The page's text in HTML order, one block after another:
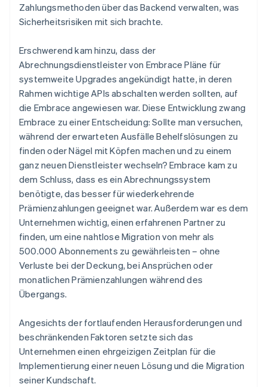
Zahlungsmethoden über das Backend verwalten, was
Sicherheitsrisiken mit sich brachte.
Erschwerend kam hinzu, dass der
Abrechnungsdienstleister von Embrace Pläne für
systemweite Upgrades angekündigt hatte, in deren
Rahmen wichtige APIs abschalten werden sollten, auf
die Embrace angewiesen war. Diese Entwicklung zwang
Embrace zu einer Entscheidung: Sollte man versuchen,
während der erwarteten Ausfälle Behelfslösungen zu
finden oder Nägel mit Köpfen machen und zu einem
ganz neuen Dienstleister wechseln? Embrace kam zu
dem Schluss, dass es ein Abrechnungssystem
benötigte, das besser für wiederkehrende
Prämienzahlungen geeignet war. Außerdem war es dem
Unternehmen wichtig, einen erfahrenen Partner zu
finden, um eine nahtlose Migration von mehr als
500.000 Abonnements zu gewährleisten – ohne
Verluste bei der Deckung, bei Ansprüchen oder
monatlichen Prämienzahlungen während des
Übergangs.
Angesichts der fortlaufenden Herausforderungen und
beschränkenden Faktoren setzte sich das
Unternehmen einen ehrgeizigen Zeitplan für die
Implementierung einer neuen Lösung und die Migration
seiner Kundschaft.